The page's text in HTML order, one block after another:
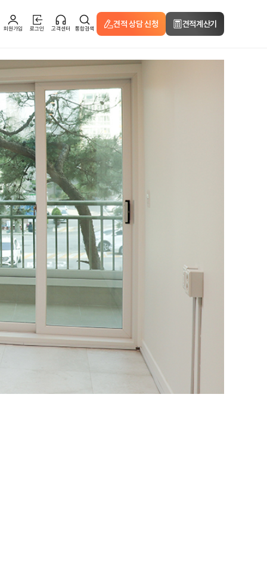
회원가입 로그인 고객센터 통합검색 견적 상담 신청 견적계산기